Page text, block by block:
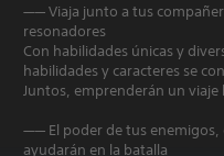
—— Viaja junto a tus
resonadores
Con habilidades únicas y
habilidades y caracteres se
Juntos, emprenderán un viaje
—— El poder de tus enemigos,
ayudarán en la batalla